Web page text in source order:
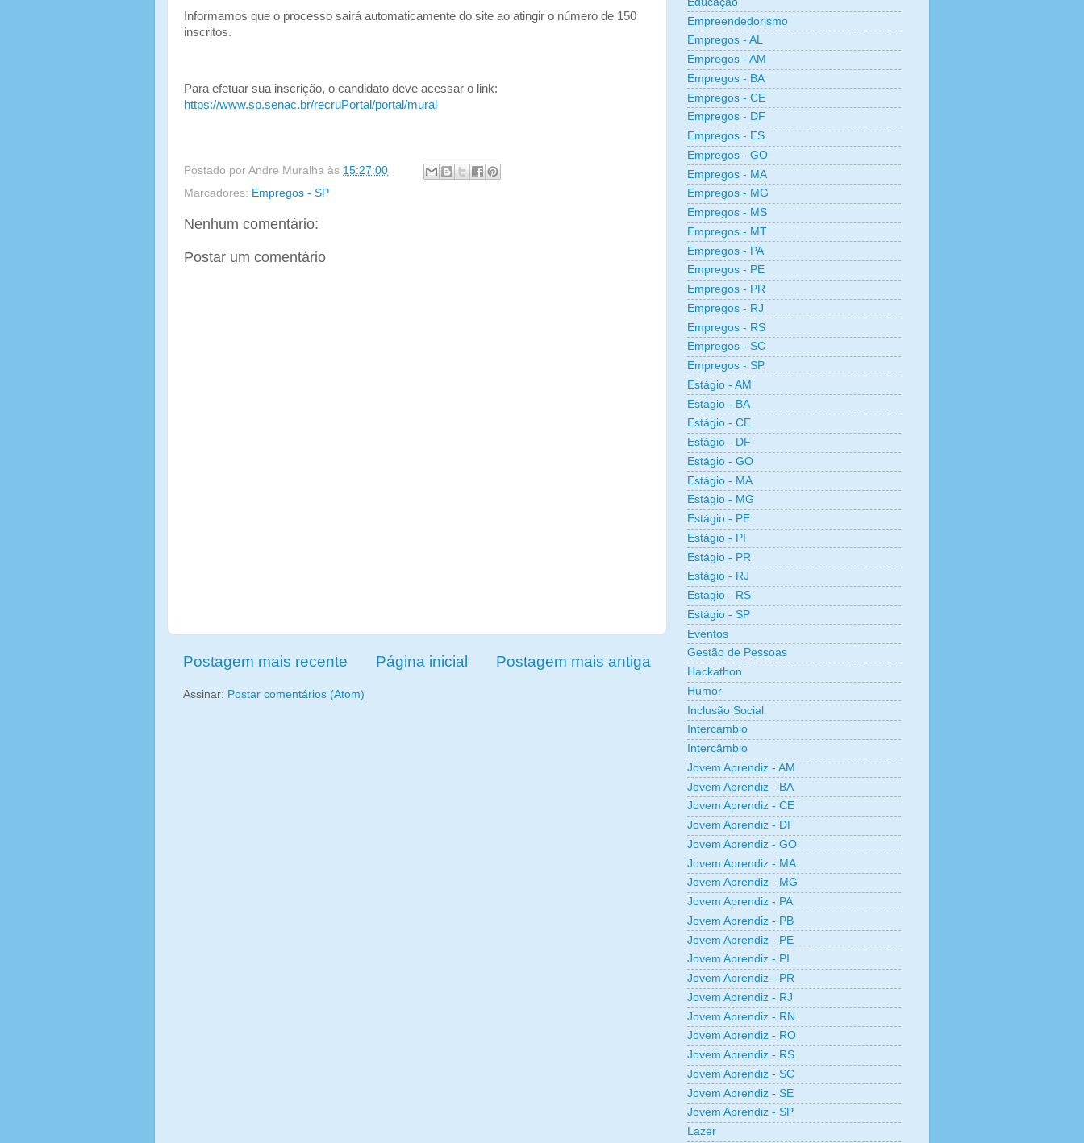
Informamos que o processo sairá automaticamente do site ao atingir o número de 150
inscritos.
Para efetuar sua inscrição, o candidato deve acessar o link:
https://www.sp.senac.br/recruPortal/portal/mural
Postado por Andre Muralha às 15:27:00
Marcadores: Empregos - SP
Nenhum comentário:
Postar um comentário
Postagem mais recente Postagem mais antiga
Página inicial
Assinar: Postar comentários (Atom)
Empreendedorismo
Empregos - AL
Empregos - AM
Empregos - BA
Empregos - CE
Empregos - DF
Empregos - ES
Empregos - GO
Empregos - MA
Empregos - MG
Empregos - MS
Empregos - MT
Empregos - PA
Empregos - PE
Empregos - PR
Empregos - RJ
Empregos - RS
Empregos - SC
Empregos - SP
Estágio - AM
Estágio - BA
Estágio - CE
Estágio - DF
Estágio - GO
Estágio - MA
Estágio - MG
Estágio - PE
Estágio - PI
Estágio - PR
Estágio - RJ
Estágio - RS
Estágio - SP
Eventos
Gestão de Pessoas
Hackathon
Humor
Inclusão Social
Intercambio
Intercâmbio
Jovem Aprendiz - AM
Jovem Aprendiz - BA
Jovem Aprendiz - CE
Jovem Aprendiz - DF
Jovem Aprendiz - GO
Jovem Aprendiz - MA
Jovem Aprendiz - MG
Jovem Aprendiz - PA
Jovem Aprendiz - PB
Jovem Aprendiz - PE
Jovem Aprendiz - PI
Jovem Aprendiz - PR
Jovem Aprendiz - RJ
Jovem Aprendiz - RN
Jovem Aprendiz - RO
Jovem Aprendiz - RS
Jovem Aprendiz - SC
Jovem Aprendiz - SE
Jovem Aprendiz - SP
Lazer